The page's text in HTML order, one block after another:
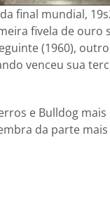
final mundial,
fivela de ouro
(1960),
venceu sua
e Bulldog
da parte